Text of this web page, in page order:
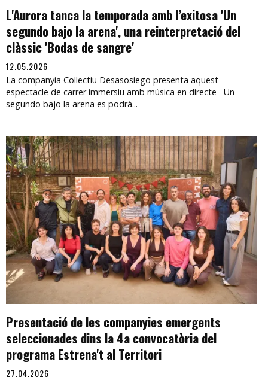
L'Aurora tanca la temporada amb l’exitosa 'Un
segundo bajo la arena', una reinterpretació del
clàssic 'Bodas de sangre'
12.05.2026
La companyia Col·lectiu Desasosiego presenta aquest
espectacle de carrer immersiu amb música en directe Un
segundo bajo la arena es podrà...
Presentació de les companyies emergents
seleccionades dins la 4a convocatòria del
programa Estrena't al Territori
27.04.2026